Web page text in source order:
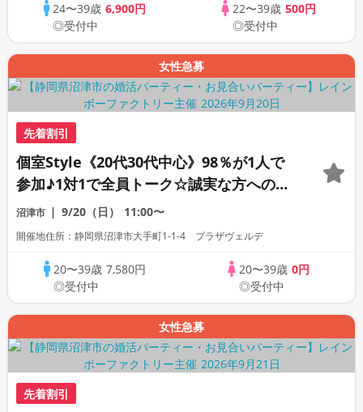
24〜39歳6,900円
◎受付中
22〜39歳 500円
◎受付中
女性急募
先着割引
個室Style《20代30代中心》98％が1人で
参加♪1対1で全員トーク☆誠実な方への婚
活パーティー
沼津市 9/20（日） 11:00〜
開催地住所：静岡県沼津市大手町1-1-4 プラザヴェルデ
20〜39歳 7,580円
◎受付中
20〜39歳 0円
◎受付中
女性急募
先着割引